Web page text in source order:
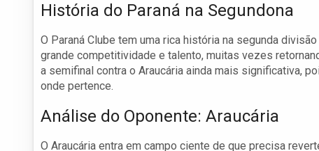
História do Paraná na Segundona
O Paraná Clube tem uma rica história na segunda
grande competitividade e talento, muitas vezes
a semifinal contra o Araucária ainda mais significativa,
onde pertence.
Análise do Oponente: Araucária
O Araucária entra em campo ciente de que precisa